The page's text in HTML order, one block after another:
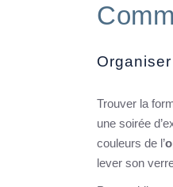
Trouver la
une soirée
couleurs de l’
lever son